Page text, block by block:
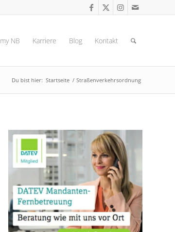
my NB Karriere Blog Kontakt
Du bist hier: Startseite / Straßenverkehrsordnung